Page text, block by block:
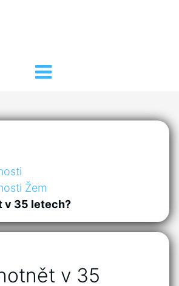
Žem
v 35 letech?
v 35